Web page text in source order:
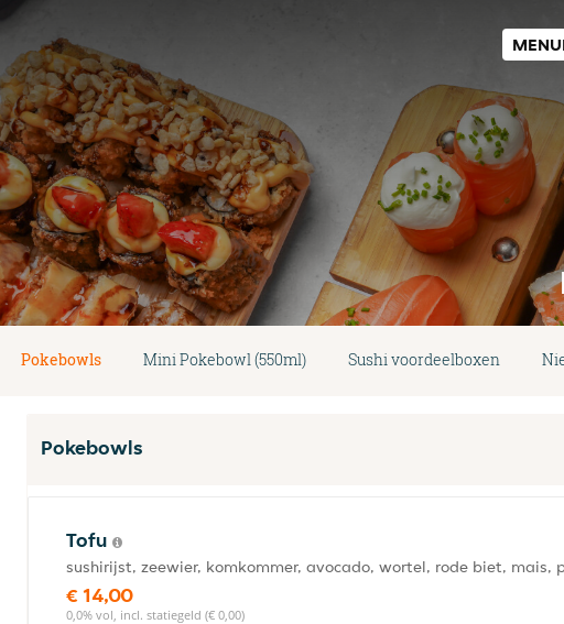
Pokebowls Mini Pokebowl (550ml) Sushi voordeelboxen
Pokebowls
Tofu
sushirijst, zeewier, komkommer, avocado, wortel, rode biet, mais,
€ 14,00
0,0% vol, incl. statiegeld (€ 0,00)